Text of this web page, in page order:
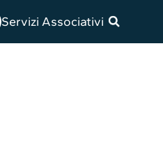
Servizi Associativi